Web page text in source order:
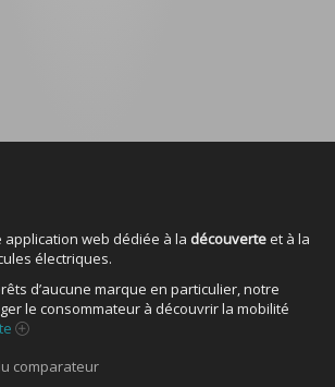
web dédiée à la découverteet à la
électriques.
d’aucune marque en particulier, notre
le consommateur à découvrir la mobilité
comparateur